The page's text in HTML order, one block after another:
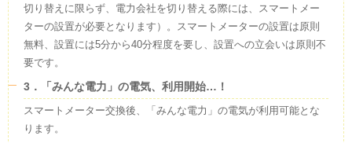
切り替えに限らず、電力会社を切り替える際には、スマートメー
ターの設置が必要となります）。スマートメーターの設置は原則
無料、設置には5分から40分程度を要し、設置への立会いは原則不
要です。
3．「みんな電力」の電気、利用開始…！
スマートメーター交換後、「みんな電力」の電気が利用可能とな
ります。